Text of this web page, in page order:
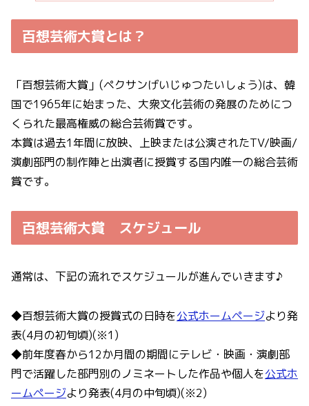
百想芸術大賞とは？
「百想芸術大賞」(ペクサンげいじゅつたいしょう)は、韓
国で1965年に始まった、大衆文化芸術の発展のためにつ
くられた最高権威の総合芸術賞です。
本賞は過去1年間に放映、上映または公演されたTV/映画/
演劇部門の制作陣と出演者に授賞する国内唯一の総合芸術
賞です。
百想芸術大賞 スケジュール
通常は、下記の流れでスケジュールが進んでいきます♪
◆百想芸術大賞の授賞式の日時を公式ホームページより発
表(4月の初旬頃)(※1)
◆前年度春から12か月間の期間にテレビ・映画・演劇部
門で活躍した部門別のノミネートした作品や個人を公式ホ
ームページより発表(4月の中旬頃)(※2)